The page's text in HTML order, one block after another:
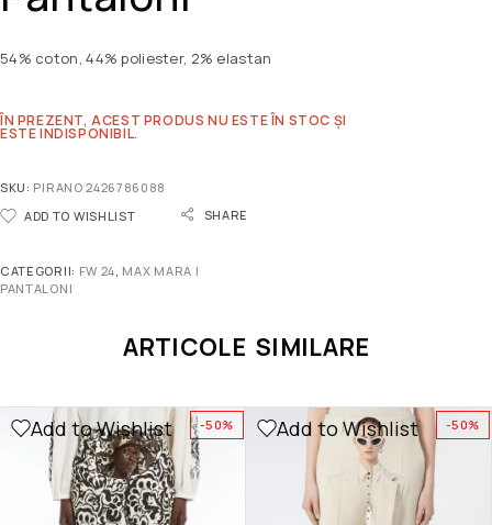
54% coton, 44% poliester, 2% elastan
ÎN PREZENT, ACEST PRODUS NU ESTE ÎN STOC ȘI
ESTE INDISPONIBIL.
SKU: PIRANO 2426786088
ADD TO WISHLIST
SHARE
CATEGORII: FW 24, MAX MARA |
PANTALONI
ARTICOLE SIMILARE
-50%
Add to Wishlist -50%
Add to Wishlist